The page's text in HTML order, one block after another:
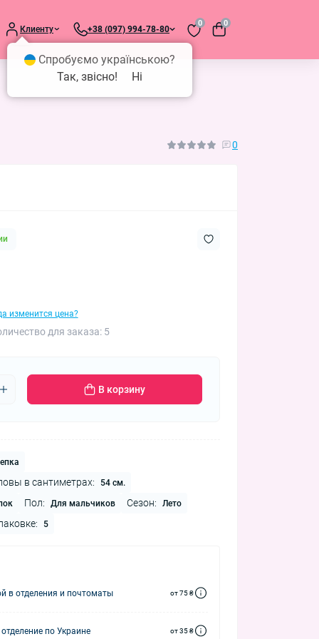
Клиенту +38 (097) 994-78-80
0 0
0
изменится цена?
для заказа: 5
В корзину
в сантиметрах: 54 см.
Пол: Для мальчиков Сезон: Лето
5
в отделения и почтоматы от 75 ₴
по Украине от 35 ₴
Спробуємо українською?
Так, звісно!
Ні